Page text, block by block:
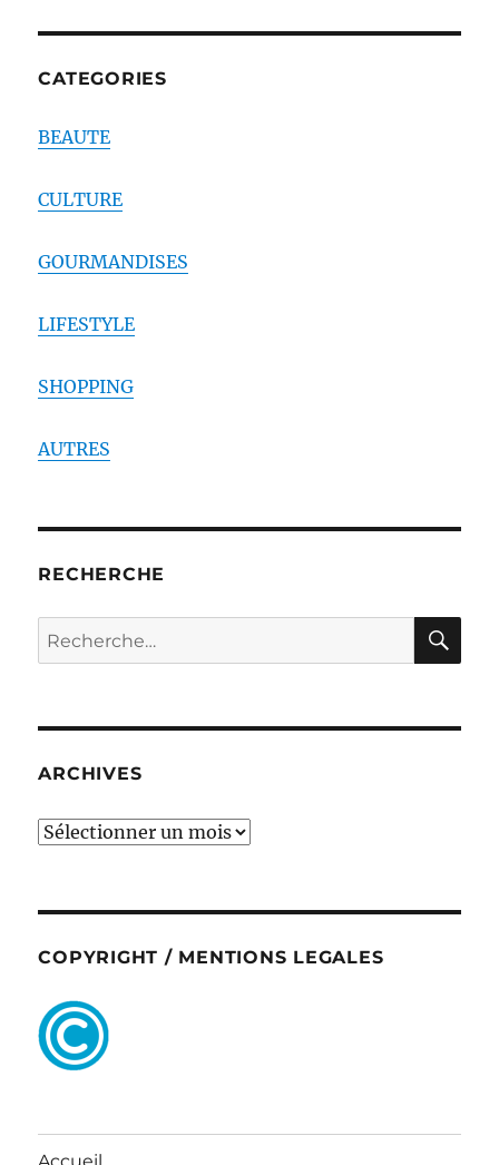
CATEGORIES
BEAUTE
CULTURE
GOURMANDISES
LIFESTYLE
SHOPPING
AUTRES
RECHERCHE
Recherche
pour :
ARCHIVES
ARCHIVES
COPYRIGHT / MENTIONS LEGALES